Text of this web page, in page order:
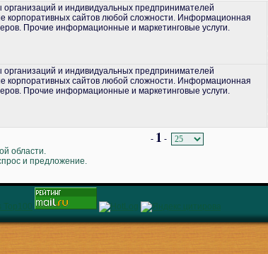
и индивидуальных предпринимателей
корпоративных сайтов любой сложности. Информационная
Прочие информационные и маркетинговые услуги.
и индивидуальных предпринимателей
корпоративных сайтов любой сложности. Информационная
Прочие информационные и маркетинговые услуги.
- 1 -
области.
и предложение.